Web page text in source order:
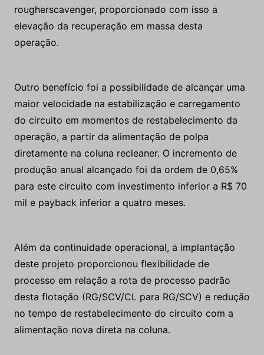
rougherscavenger, proporcionado com isso a
elevação da recuperação em massa desta
operação.
Outro benefício foi a possibilidade de alcançar uma
maior velocidade na estabilização e carregamento
do circuito em momentos de restabelecimento da
operação, a partir da alimentação de polpa
diretamente na coluna recleaner. O incremento de
produção anual alcançado foi da ordem de 0,65%
para este circuito com investimento inferior a R$ 70
mil e payback inferior a quatro meses.
Além da continuidade operacional, a implantação
deste projeto proporcionou flexibilidade de
processo em relação a rota de processo padrão
desta flotação (RG/SCV/CL para RG/SCV) e redução
no tempo de restabelecimento do circuito com a
alimentação nova direta na coluna.